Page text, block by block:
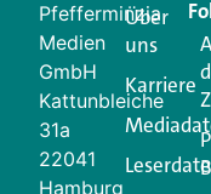
Ihren
Login.
Jetzt anmelden
Pfefferminzia
Medien
GmbH
Kattunbleiche
31a
22041
Hamburg
Über
uns
Karriere